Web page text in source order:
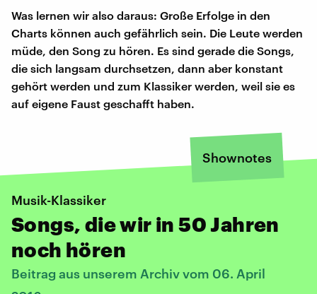
Was lernen wir also daraus: Große Erfolge in den
Charts können auch gefährlich sein. Die Leute werden
müde, den Song zu hören. Es sind gerade die Songs,
die sich langsam durchsetzen, dann aber konstant
gehört werden und zum Klassiker werden, weil sie es
auf eigene Faust geschafft haben.
Shownotes
Musik-Klassiker
Songs, die wir in 50 Jahren
noch hören
Beitrag aus unserem Archiv vom 06. April